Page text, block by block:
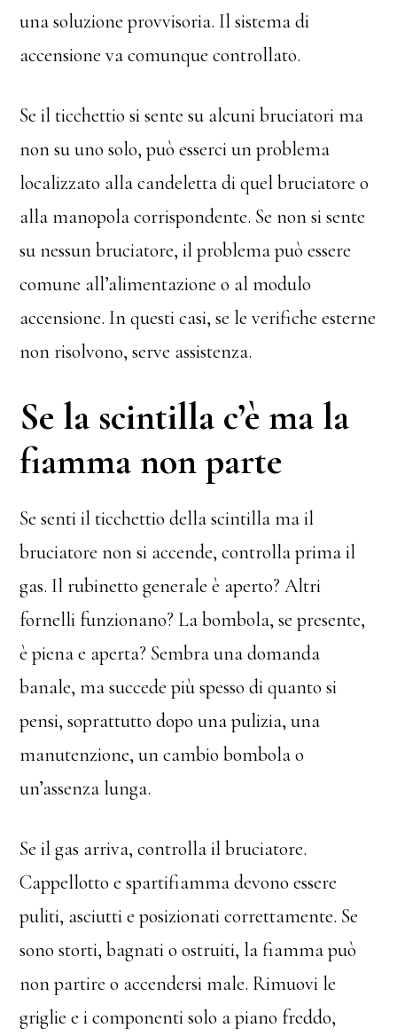
una soluzione provvisoria. Il sistema di
accensione va comunque controllato.
Se il ticchettio si sente su alcuni bruciatori ma
non su uno solo, può esserci un problema
localizzato alla candeletta di quel bruciatore o
alla manopola corrispondente. Se non si sente
su nessun bruciatore, il problema può essere
comune all’alimentazione o al modulo
accensione. In questi casi, se le verifiche esterne
non risolvono, serve assistenza.
Se la scintilla c’è ma la
fiamma non parte
Se senti il ticchettio della scintilla ma il
bruciatore non si accende, controlla prima il
gas. Il rubinetto generale è aperto? Altri
fornelli funzionano? La bombola, se presente,
è piena e aperta? Sembra una domanda
banale, ma succede più spesso di quanto si
pensi, soprattutto dopo una pulizia, una
manutenzione, un cambio bombola o
un’assenza lunga.
Se il gas arriva, controlla il bruciatore.
Cappellotto e spartifiamma devono essere
puliti, asciutti e posizionati correttamente. Se
sono storti, bagnati o ostruiti, la fiamma può
non partire o accendersi male. Rimuovi le
griglie e i componenti solo a piano freddo,